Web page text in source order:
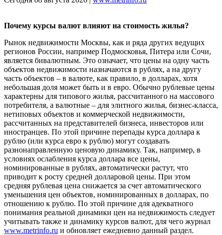
Почему курсы валют влияют на стоимость жилья?
Рынок недвижимости Москвы, как и ряда других ведущих
регионов России, например Подмосковья, Питера или Сочи,
является бивалютным. Это означает, что цены на одну часть
объектов недвижимости назначаются в рублях, а на другу
часть объектов – в валюте, как правило, в долларах, хотя
небольшая доля может быть и в евро. Обычно рублевые цены
характерны для типового жилья, рассчитанного на массового
потребителя, а валютные – для элитного жилья, бизнес-класса,
нетиповых объектов и коммерческой недвижимости,
рассчитанных на представителей бизнеса, инвесторов или
иностранцев. По этой причине перепады курса доллара к
рублю (или курса евро к рублю) могут создавать
разнонаправленную ценовую динамику. Так, например, в
условиях ослабления курса доллара все цены,
номинированные в рублях, автоматически растут, что
приводит к росту средней долларовой цены. При этом
средняя рублевая цена снижается за счет автоматического
уменьшения цен объектов, номинированных в долларах, по
отношению к рублю. По этой причине для адекватного
понимания реальной динамики цен на недвижимость следует
учитывать также и динамику курсов валют, для чего журнал
www.metrinfo.ru и обновляет ежедневно данный раздел.